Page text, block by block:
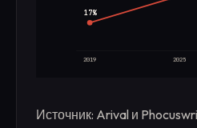
17%
2019 2025
Источник: Arival и